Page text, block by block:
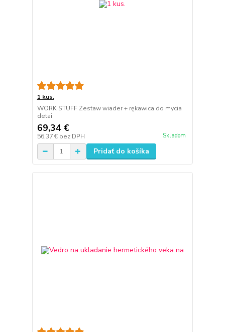
1 kus.
WORK STUFF Zestaw wiader + rękawica do mycia
detai
69,34 €
56,37 € bez DPH Skladom
Pridať do košíka